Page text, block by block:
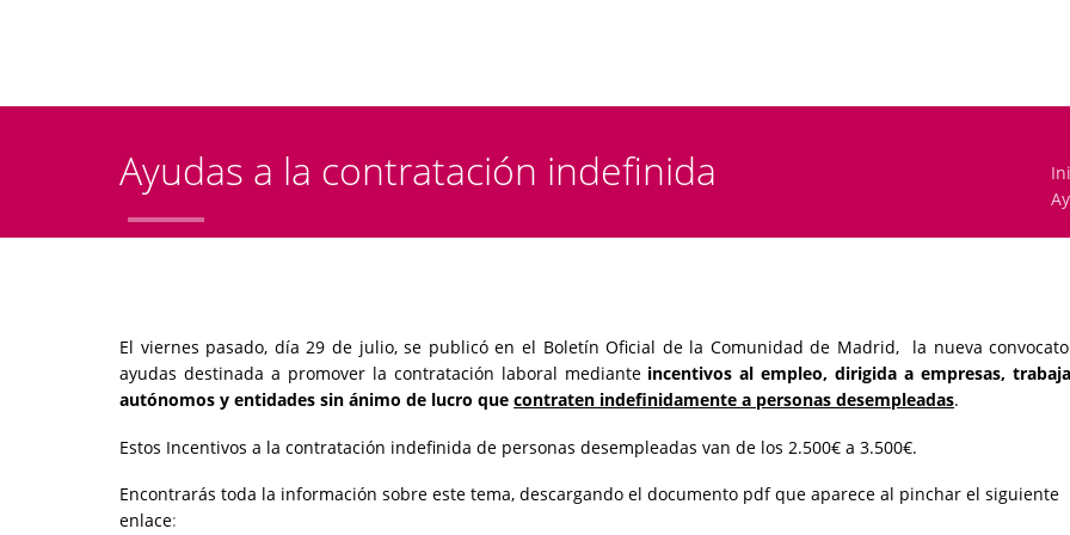
Ayudas a la contratación indefinida
El viernes pasado, día 29 de julio, se publicó en el Boletín Oficial de la Comunidad de Madrid, la nueva
ayudas destinada a promover la contratación laboral mediante incentivos al empleo, dirigida a empresas,
autónomos y entidades sin ánimo de lucro quecontraten indefinidamente a personas desempleadas.
Estos Incentivos a la contratación indefinida de personas desempleadas van de los 2.500€ a 3.500€.
Encontrarás toda la información sobre este tema, descargando el documento pdf que aparece al pinchar el siguiente
enlace:
SEARCH